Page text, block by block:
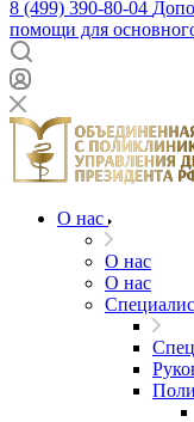
8 (499) 390-80-04
помощи для
О нас
О нас
О нас